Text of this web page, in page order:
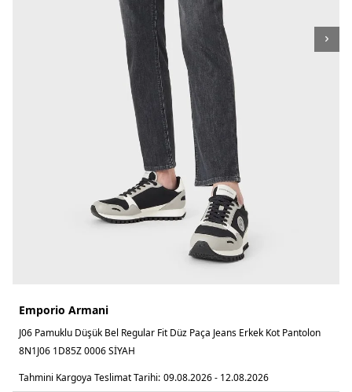
Emporio Armani
J06 Pamuklu Düşük Bel Regular Fit Düz Paça Jeans Erkek Kot Pantolon
8N1J06 1D85Z 0006 SİYAH
Tahmini Kargoya Teslimat Tarihi: 09.08.2026 - 12.08.2026